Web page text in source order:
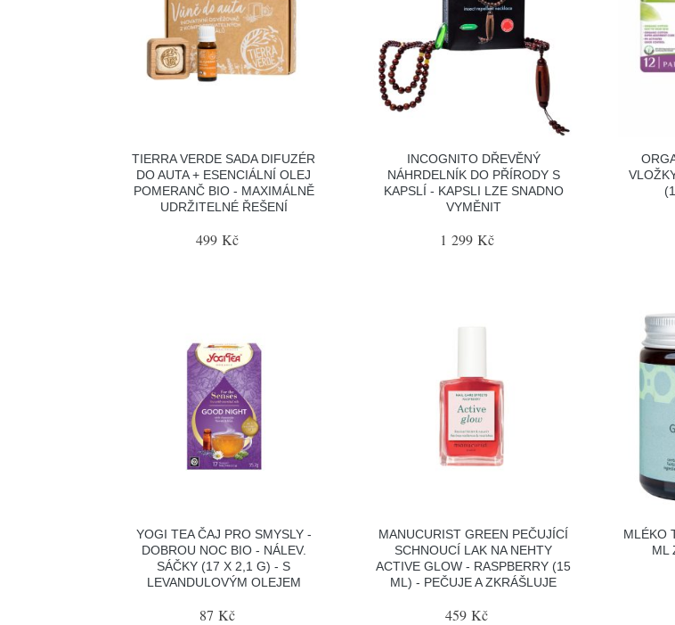
TIERRA VERDE SADA DIFUZÉR
DO AUTA + ESENCIÁLNÍ OLEJ
POMERANČ BIO - MAXIMÁLNĚ
UDRŽITELNÉ ŘEŠENÍ
499 Kč
INCOGNITO DŘEVĚNÝ
NÁHRDELNÍK DO PŘÍRODY S
KAPSLÍ - KAPSLI LZE SNADNO
VYMĚNIT
1 299 Kč
YOGI TEA ČAJ PRO SMYSLY -
DOBROU NOC BIO - NÁLEV.
SÁČKY (17 X 2,1 G) - S
LEVANDULOVÝM OLEJEM
87 Kč
MANUCURIST GREEN PEČUJÍCÍ
SCHNOUCÍ LAK NA NEHTY
ACTIVE GLOW - RASPBERRY (15
ML) - PEČUJE A ZKRÁŠLUJE
459 Kč
MLÉKO
ML